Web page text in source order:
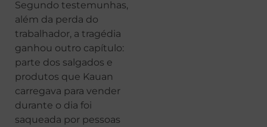
Segundo testemunhas,
além da perda do
trabalhador, a tragédia
ganhou outro capítulo:
parte dos salgados e
produtos que Kauan
carregava para vender
durante o dia foi
saqueada por pessoas